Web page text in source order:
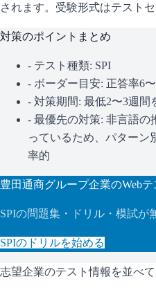
されます。 受験形式はテストセ
対策のポイントまとめ
- テスト種類: SPI
- ボーダー目安: 正答率6
- 対策期間: 最低2〜3週間
- 最優先の対策: 非言語の
っているため、パターン
率的
豊田通商グループ企業のWeb
SPIの問題集・ドリル・模試が
SPIのドリルを始める
志望企業のテスト情報を並べ